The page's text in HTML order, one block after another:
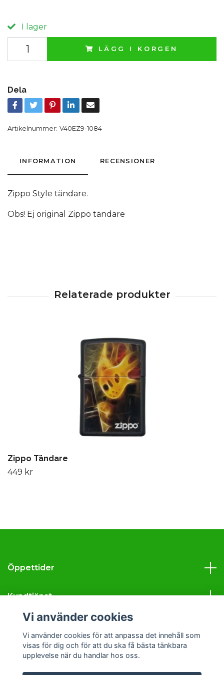
I lager
LÄGG I KORGEN
Dela
Artikelnummer: V40EZ9-1084
INFORMATION RECENSIONER
Zippo Style tändare.
Obs! Ej original Zippo tändare
Zippo Tändare
449 kr
Öppettider
Kundtjänst
Läs mer
Sociala medier
Vi använder cookies
Vi använder cookies för att anpassa det innehåll som
visas för dig och för att du ska få bästa tänkbara
upplevelse när du handlar hos oss.